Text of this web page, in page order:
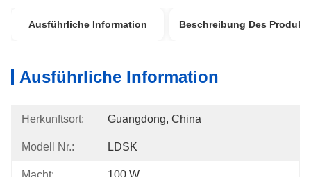
Ausführliche Information Beschreibung Des
Ausführliche Information
Herkunftsort: Guangdong, China
Modell Nr.: LDSK
Macht: 100 W